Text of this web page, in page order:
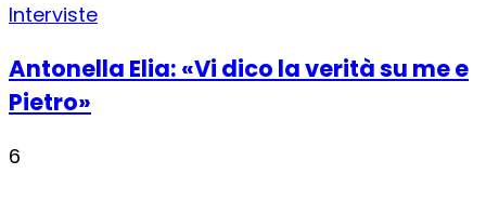
Interviste
Antonella Elia: «Vi dico la verità su me e
Pietro»
6